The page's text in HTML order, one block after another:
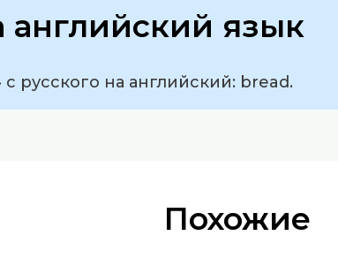
английский язык
русского на английский: bread.
Похожие